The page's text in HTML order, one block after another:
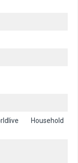
Household